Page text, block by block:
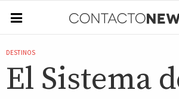
DESTINOS
El Sistema